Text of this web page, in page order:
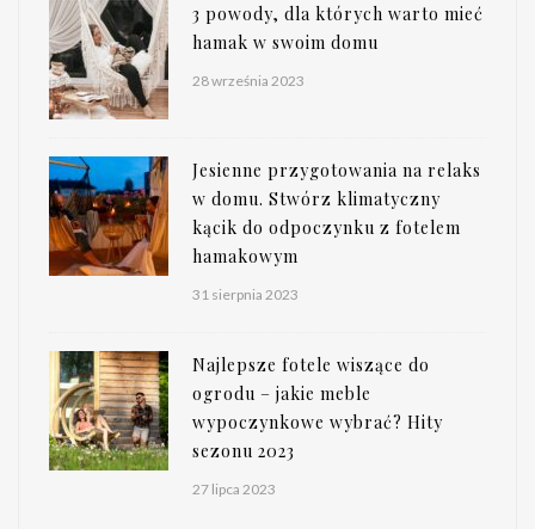
3 powody, dla których warto mieć
hamak w swoim domu
28 września 2023
Jesienne przygotowania na relaks
w domu. Stwórz klimatyczny
kącik do odpoczynku z fotelem
hamakowym
31 sierpnia 2023
Najlepsze fotele wiszące do
ogrodu – jakie meble
wypoczynkowe wybrać? Hity
sezonu 2023
27 lipca 2023